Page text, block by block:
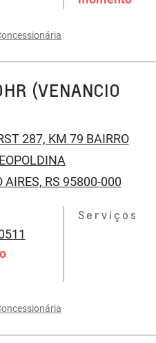
(VENANCIO
287, KM 79 BAIRRO
AIRES, RS 95800-000
Serviços